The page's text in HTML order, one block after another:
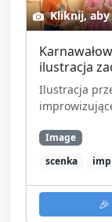
Kliknij, aby
ilustracja
Ilustracja
Image
scenka
🎉